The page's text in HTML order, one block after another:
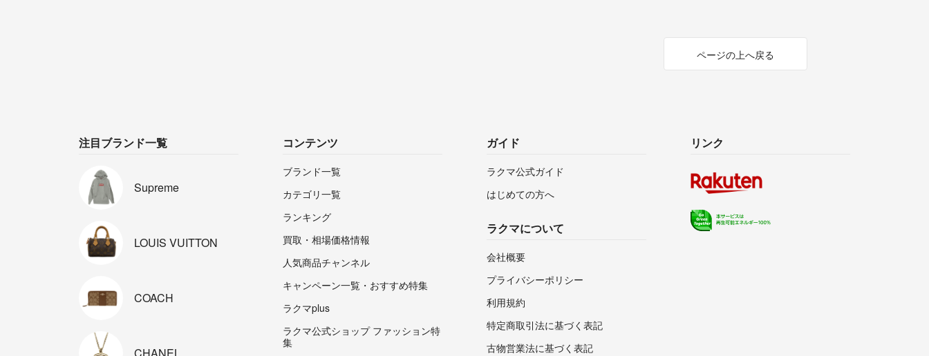
ページの上へ戻る
注目ブランド一覧
Supreme
LOUIS VUITTON
COACH
コンテンツ
ブランド一覧
カテゴリ一覧
ランキング
買取・相場価格情報
人気商品チャンネル
キャンペーン一覧・おすすめ特集
ラクマplus
ラクマ公式ショップ ファッション特
集
ガイド
ラクマ公式ガイド
はじめての方へ
ラクマについて
会社概要
プライバシーポリシー
利用規約
特定商取引法に基づく表記
古物営業法に基づく表記
リンク